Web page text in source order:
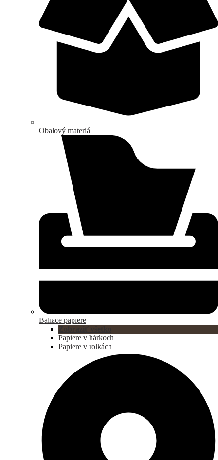
Obalový materiál
Baliace papiere
Papiere v hárkoch
Papiere v rolkách